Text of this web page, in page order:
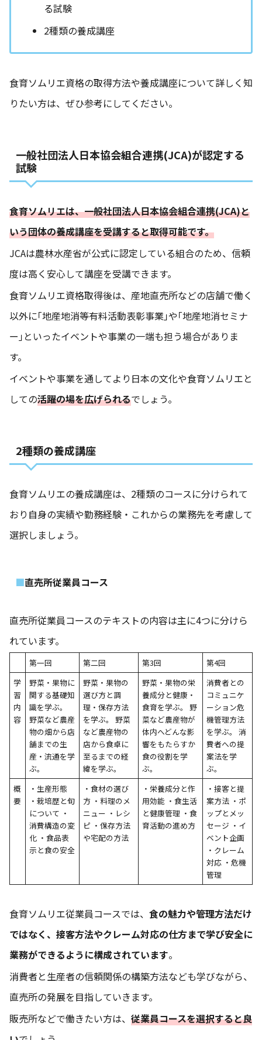
る試験
2種類の養成講座
食育ソムリエ資格の取得方法や養成講座について詳しく知
りたい方は、ぜひ参考にしてください。
一般社団法人日本協会組合連携(JCA)が認定する
試験
食育ソムリエは、一般社団法人日本協会組合連携(JCA)と
いう団体の養成講座を受講すると取得可能です。
JCAは農林水産省が公式に認定している組合のため、信頼
度は高く安心して講座を受講できます。
食育ソムリエ資格取得後は、産地直売所などの店舗で働く
以外に｢地産地消等有料活動表彰事業｣や｢地産地消セミナ
ー｣といったイベントや事業の一端も担う場合がありま
す。
イベントや事業を通してより日本の文化や食育ソムリエと
しての活躍の場を広げられるでしょう。
2種類の養成講座
食育ソムリエの養成講座は、2種類のコースに分けられて
おり自身の実績や勤務経験・これからの業務先を考慮して
選択しましょう。
直売所従業員コース
直売所従業員コースのテキストの内容は主に4つに分けら
れています。
第一回 第二回 第3回
第4回
学
習
内
容
野菜・果物に
関する基礎知
識を学ぶ。
野菜など農産
物の畑から店
舗までの生
産・流通を学
ぶ。
野菜・果物の
選び方と調
理・保存方法
を学ぶ。 野菜
など農産物の
店から食卓に
至るまでの経
緯を学ぶ。
野菜・果物の栄
養成分と健康・
食育を学ぶ。 野
菜など農産物が
体内へどんな影
響をもたらすか
食の役割を学
ぶ。
消費者との
コミュニケ
ーション危
機管理方法
を学ぶ。 消
費者への提
案法を学
ぶ。
概
要
・生産形態
・栽培歴と旬
について ・
消費構造の変
化 ・食品表
示と食の安全
・食材の選び
方 ・料理のメ
ニュー ・レシ
ピ ・保存方法
や宅配の方法
・栄養成分と作
用効能 ・食生活
と健康管理 ・食
育活動の進め方
・接客と提
案方法 ・ポ
ップとメッ
セージ ・イ
ベント企画
・クレーム
対応 ・危機
管理
食育ソムリエ従業員コースでは、 食の魅力や管理方法だけ
ではなく、接客方法やクレーム対応の仕方まで学び安全に
業務ができるように構成されています。
消費者と生産者の信頼関係の構築方法なども学びながら、
直売所の発展を目指していきます。
販売所などで働きたい方は、 従業員コースを選択すると良